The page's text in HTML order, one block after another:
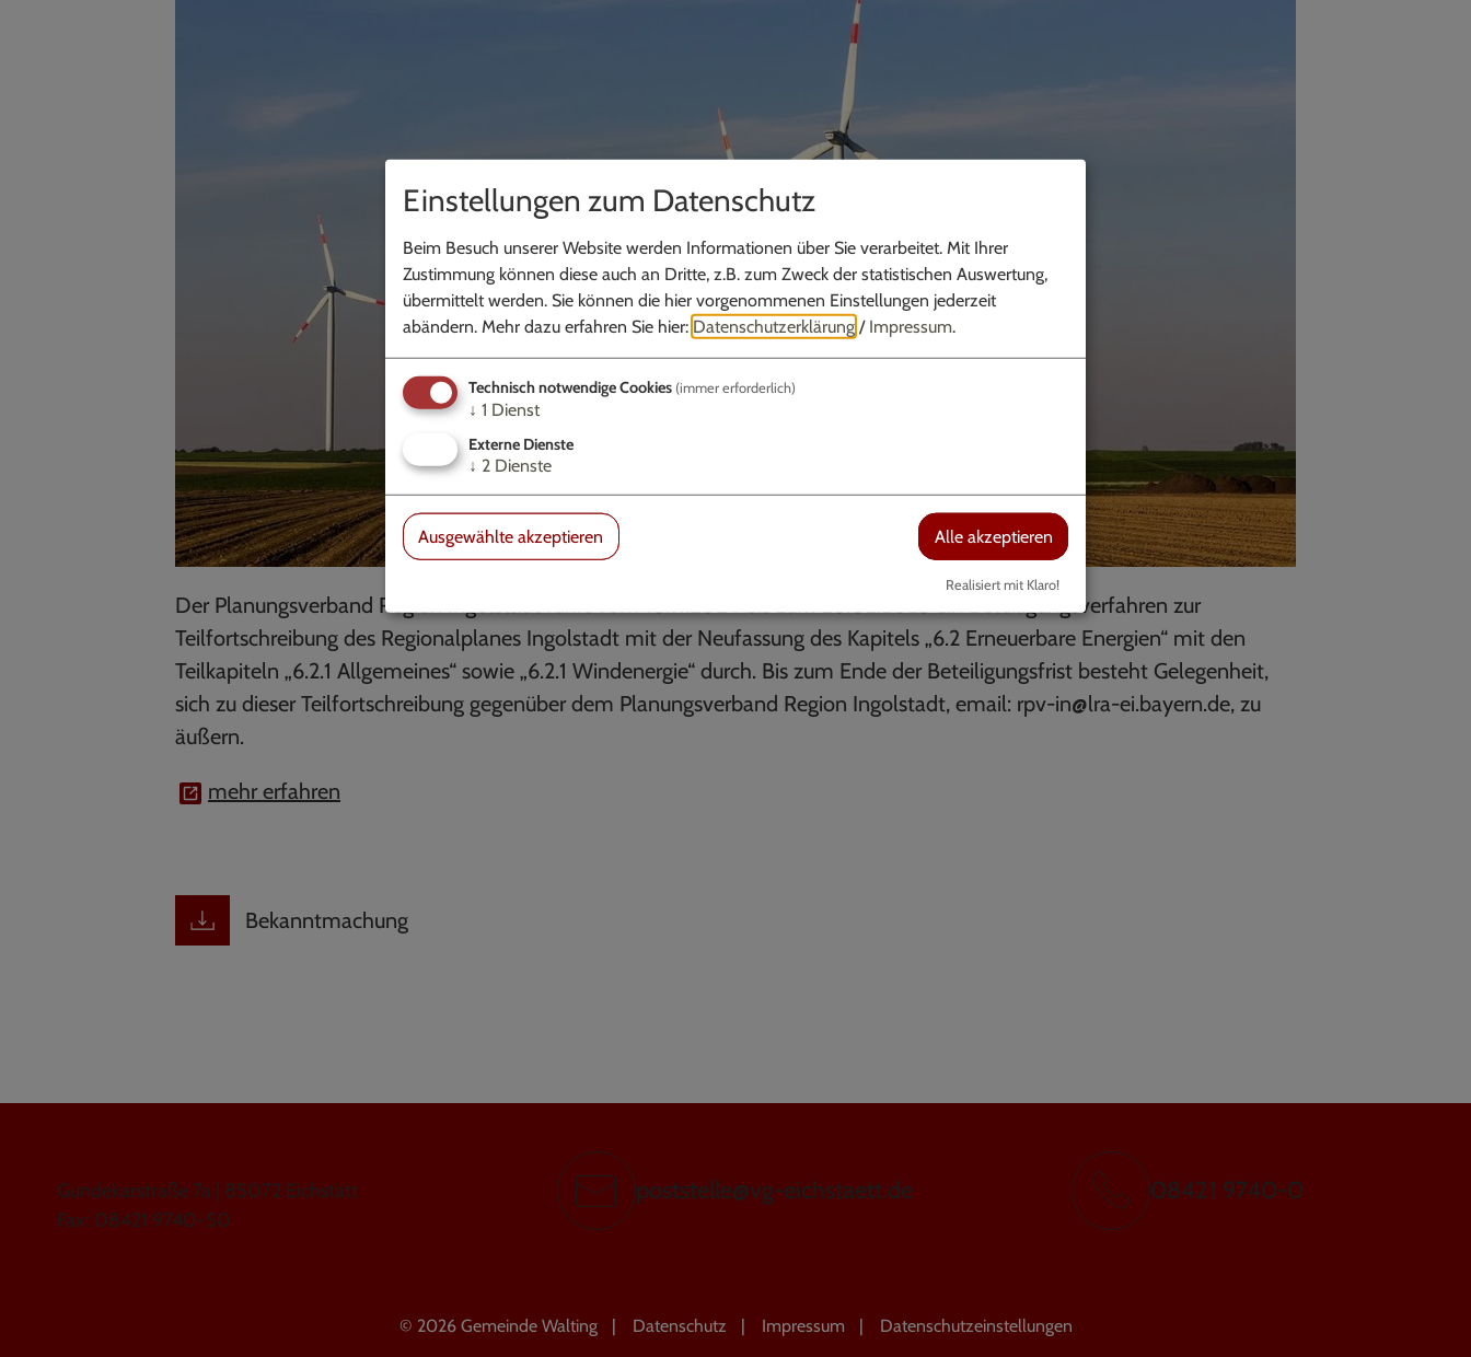
Der Planungsverband Region Ingolstadt führt vom 18.11.2024 bis zum 28.02.2025 ein Beteiligungsverfahren zur
Teilfortschreibung des Regionalplanes Ingolstadt mit der Neufassung des Kapitels „6.2 Erneuerbare Energien“ mit den
Teilkapiteln „6.2.1 Allgemeines“ sowie „6.2.1 Windenergie“ durch. Bis zum Ende der Beteiligungsfrist besteht Gelegenheit,
sich zu dieser Teilfortschreibung gegenüber dem Planungsverband Region Ingolstadt, email: rpv-in@lra-ei.bayern.de, zu
äußern.
mehr erfahren
Bekanntmachung
Gundekarstraße 7a | 85072 Eichstätt
Fax: 08421 9740-50
poststelle@vg-eichstaett.de 08421 9740-0
© 2026 Gemeinde Walting Datenschutz Impressum Datenschutzeinstellungen
Einstellungen zum Datenschutz
Beim Besuch unserer Website werden Informationen über Sie verarbeitet. Mit Ihrer
Zustimmung können diese auch an Dritte, z.B. zum Zweck der statistischen Auswertung,
übermittelt werden. Sie können die hier vorgenommenen Einstellungen jederzeit
abändern. Mehr dazu erfahren Sie hier: Datenschutzerklärung / Impressum.
Technisch notwendige Cookies (immer erforderlich)
↓ 1 Dienst
Externe Dienste
↓ 2 Dienste
Ausgewählte akzeptieren Alle akzeptieren
Realisiert mit Klaro!